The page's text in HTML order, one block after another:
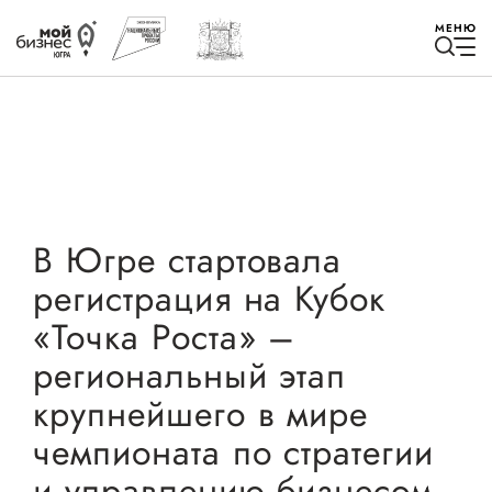
МЕНЮ
Избранное
Быть в курсе
Мероприятия
Новости
В Югре стартовала
регистрация на Кубок
«Точка Роста» –
региональный этап
крупнейшего в мире
чемпионата по стратегии